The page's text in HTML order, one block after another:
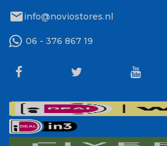
mailinfo@noviostores.nl
06 - 376 867 19